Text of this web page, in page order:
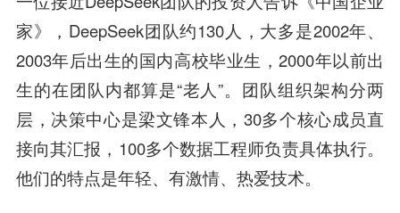
家》，DeepSeek团队约130人，大多是2002年、
2003年后出生的国内高校毕业生，2000年以前出
生的在团队内都算是“老人”。团队组织架构分两
层，决策中心是梁文锋本人，30多个核心成员直
接向其汇报，100多个数据工程师负责具体执行。
他们的特点是年轻、有激情、热爱技术。